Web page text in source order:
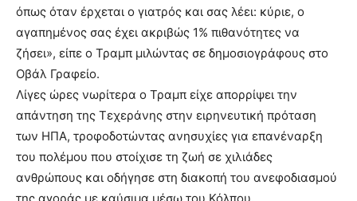
όπως όταν έρχεται ο γιατρός και σας λέει: κύριε, ο
αγαπημένος σας έχει ακριβώς 1% πιθανότητες να
ζήσει», είπε ο Τραμπ μιλώντας σε δημοσιογράφους στο
Οβάλ Γραφείο.
Λίγες ώρες νωρίτερα ο Τραμπ είχε απορρίψει την
απάντηση της Τεχεράνης στην ειρηνευτική πρόταση
των ΗΠΑ, τροφοδοτώντας ανησυχίες για επανέναρξη
του πολέμου που στοίχισε τη ζωή σε χιλιάδες
ανθρώπους και οδήγησε στη διακοπή του ανεφοδιασμού